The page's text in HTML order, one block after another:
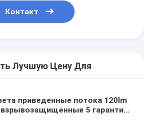
Контакт
Лучшую Цену Для
приведенные потока 120lm
взрывозащищенные 5 гарантии